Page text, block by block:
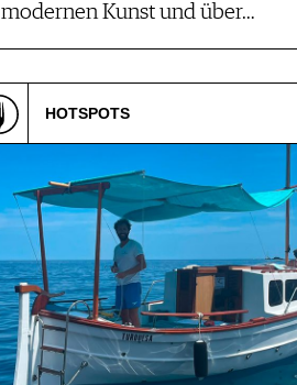
modernen Kunst und über…
HOTSPOTS